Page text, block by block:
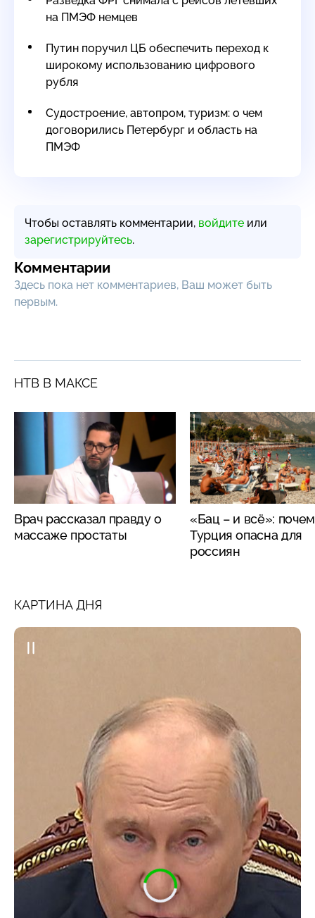
на ПМЭФ немцев
Путин поручил ЦБ обеспечить переход к
широкому использованию цифрового
рубля
Судостроение, автопром, туризм: о чем
договорились Петербург и область на
ПМЭФ
Чтобы оставлять комментарии, войдите или
зарегистрируйтесь.
Комментарии
Здесь пока нет комментариев, Ваш может быть
первым.
НТВ В МАКСЕ
Врач рассказал правду о
массаже простаты
«Бац – и всё»:
Турция опасна для
россиян
КАРТИНА ДНЯ